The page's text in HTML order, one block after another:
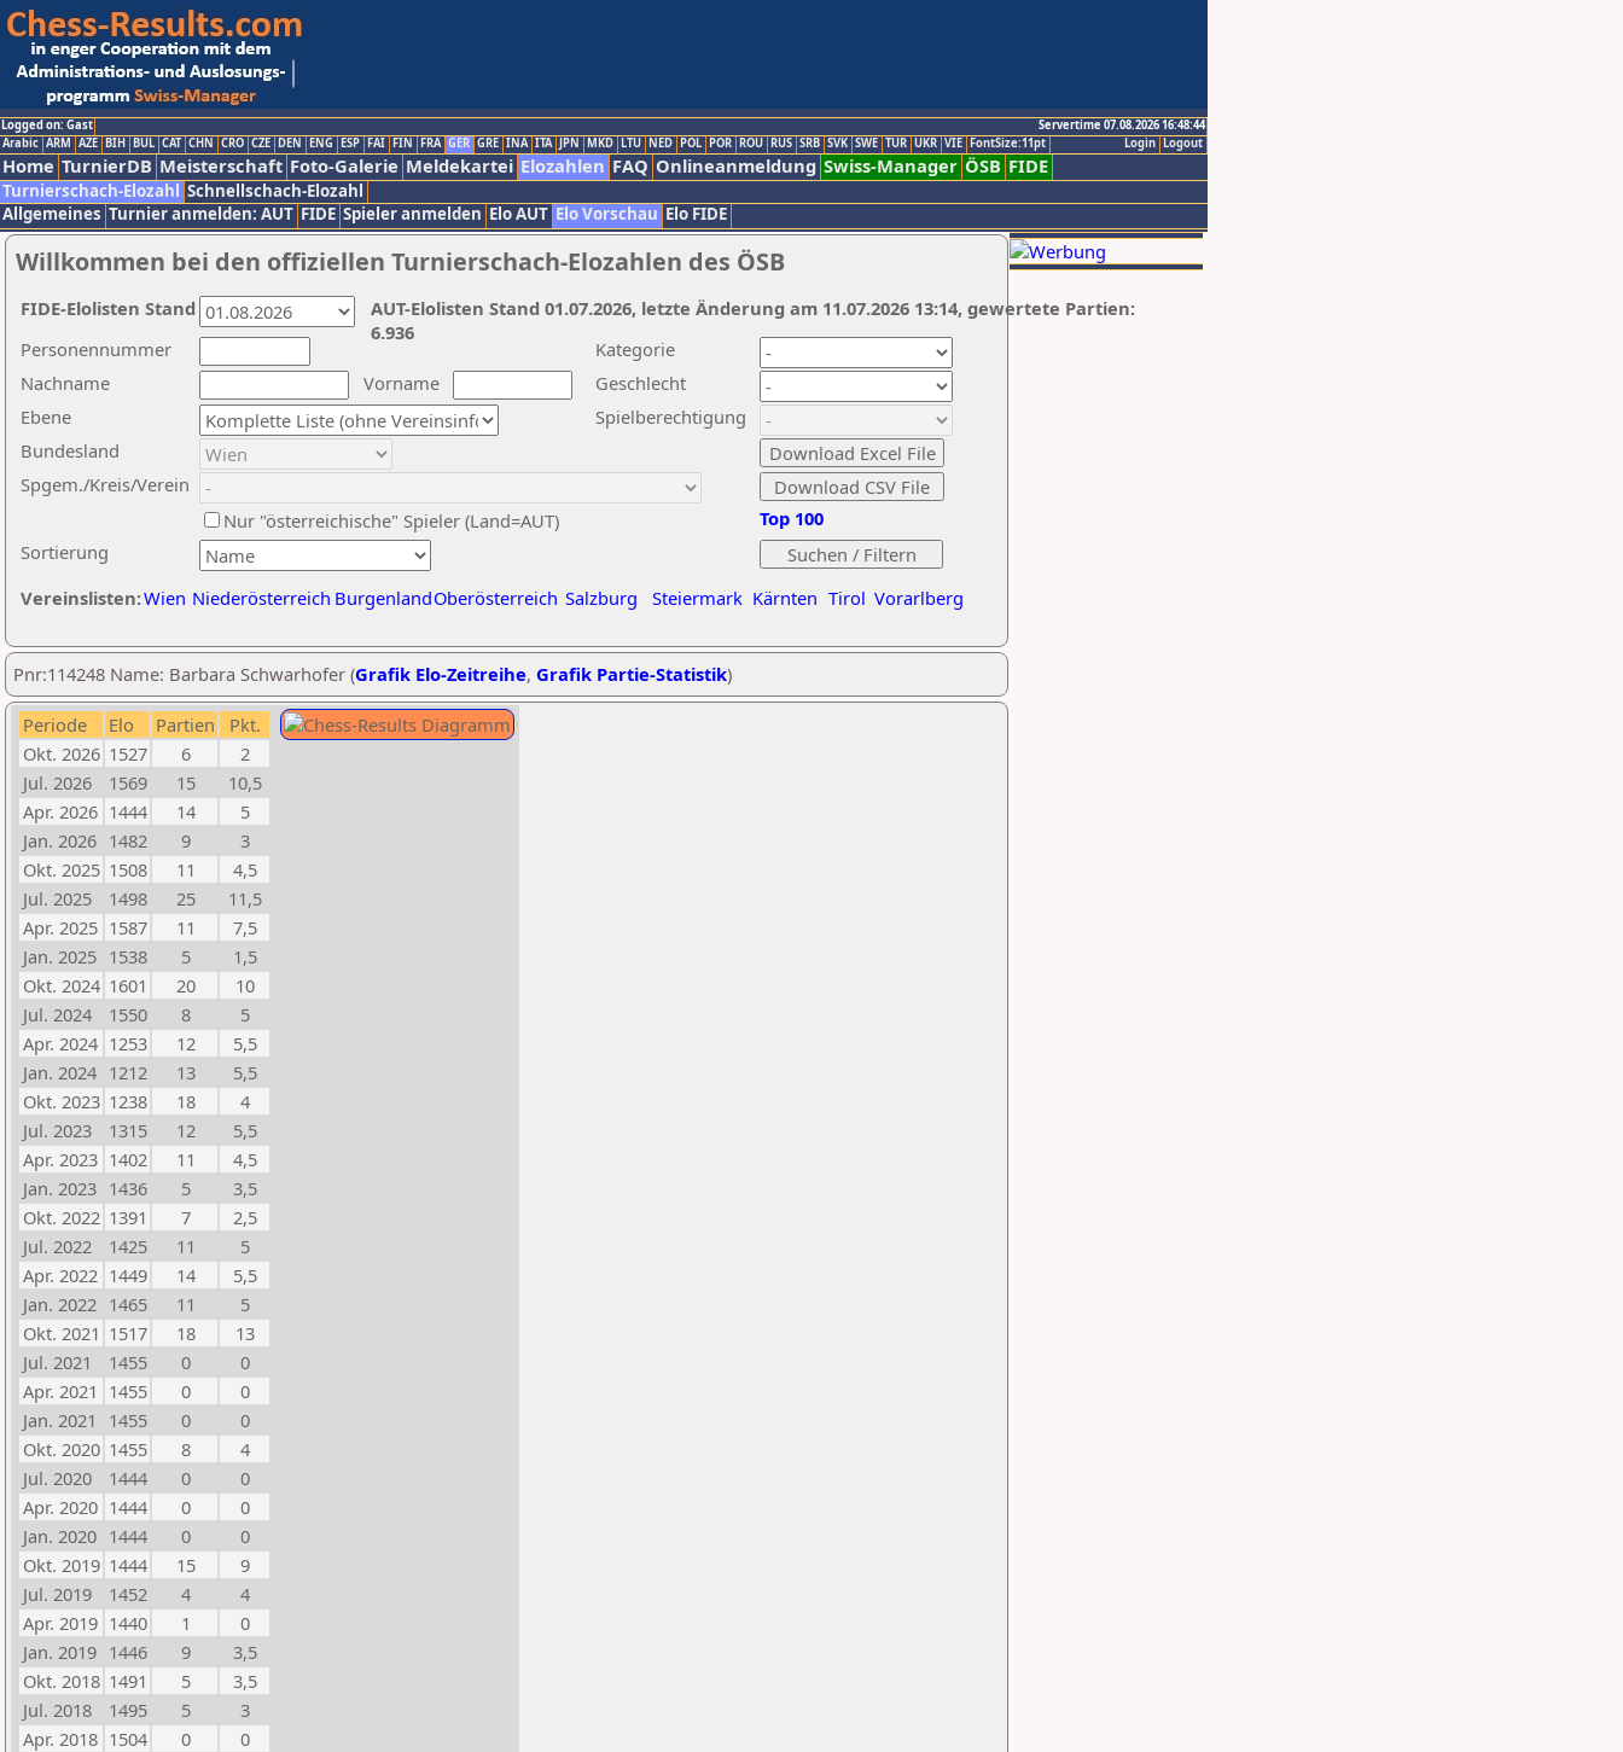
Logged on: Gast
Servertime 07.08.2026 16:48:44
Logout
Login
Arabic ARM AZE BIH BUL CAT CHN CRO CZE DEN ENG ESP FAI FIN FRA GER GRE INA ITA JPN MKD LTU NED POL POR ROU RUS SRB SVK SWE TUR UKR VIE FontSize:11pt
Home TurnierDB Meisterschaft Foto-Galerie Meldekartei Elozahlen FAQ Onlineanmeldung Swiss-Manager ÖSB FIDE
Turnierschach-Elozahl Schnellschach-Elozahl
Allgemeines Turnier anmelden: AUT FIDE Spieler anmelden Elo AUT Elo Vorschau Elo FIDE
Willkommen bei den offiziellen Turnierschach-Elozahlen des ÖSB
Nachname
Vorname
Ebene
Kategorie
Sortierung
Personennummer
Bundesland
Spgem./Kreis/Verein
Geschlecht
Nur "österreichische" Spieler (Land=AUT)
Spielberechtigung
Vereinslisten:Wien Niederösterreich BurgenlandOberösterreich Salzburg Steiermark Kärnten Tirol Vorarlberg
Top 100
AUT-Elolisten Stand 01.07.2026, letzte Änderung am 11.07.2026 13:14, gewertete Partien:
6.936
FIDE-Elolisten Stand
Pnr:114248 Name: Barbara Schwarhofer (Grafik Elo-Zeitreihe, Grafik Partie-Statistik)
Periode Elo Partien
Pkt.
Okt. 2026 1527 6
2
Jul. 2026
1569 15
10,5
Apr. 2026 1444 14
5
Jan. 2026 1482 9
3
Okt. 2025 1508 11
4,5
Jul. 2025
1498 25
11,5
Apr. 2025 1587 11
7,5
Jan. 2025 1538 5
1,5
Okt. 2024 1601 20
10
Jul. 2024
1550 8
5
Apr. 2024 1253 12
5,5
Jan. 2024 1212 13
5,5
Okt. 2023 1238 18
4
Jul. 2023
1315 12
5,5
Apr. 2023 1402 11
4,5
Jan. 2023 1436 5
3,5
Okt. 2022 1391 7
2,5
Jul. 2022
1425 11
5
Apr. 2022 1449 14
5,5
Jan. 2022 1465 11
5
Okt. 2021 1517 18
13
Jul. 2021
1455 0
0
Apr. 2021 1455 0
0
Jan. 2021
1455 0
0
Okt. 2020 1455 8
4
Jul. 2020
1444 0
0
Apr. 2020 1444 0
0
Jan. 2020 1444 0
0
Okt. 2019 1444 15
9
Jul. 2019
1452 4
4
Apr. 2019 1440 1
0
Jan. 2019 1446 9
3,5
Okt. 2018 1491 5
3,5
Jul. 2018
1495 5
3
Apr. 2018 1504 0
0